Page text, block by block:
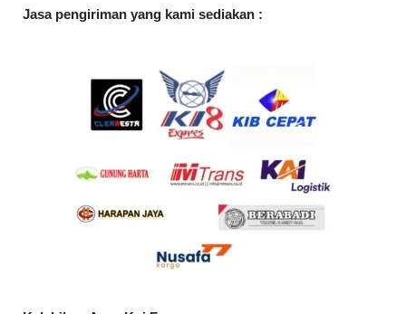
Jasa pengiriman yang kami sediakan :